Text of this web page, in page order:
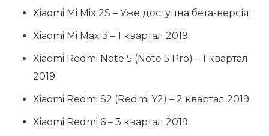
Xiaomi Mi Mix 2S – Уже доступна бета-версія;
Xiaomi Mi Max 3 – 1 квартал 2019;
Xiaomi Redmi Note 5 (Note 5 Pro) – 1 квартал
2019;
Xiaomi Redmi S2 (Redmi Y2) – 2 квартал 2019;
Xiaomi Redmi 6 – 3 квартал 2019;